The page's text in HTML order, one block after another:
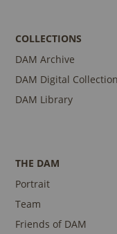
COLLECTIONS
DAM Archive
DAM Digital Collection
DAM Library
THE DAM
Portrait
Team
Friends of DAM